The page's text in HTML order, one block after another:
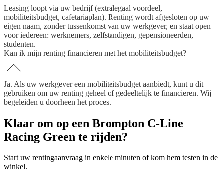
Leasing loopt via uw bedrijf (extralegaal voordeel,
mobiliteitsbudget, cafetariaplan). Renting wordt afgesloten op uw
eigen naam, zonder tussenkomst van uw werkgever, en staat open
voor iedereen: werknemers, zelfstandigen, gepensioneerden,
studenten.
Kan ik mijn renting financieren met het mobiliteitsbudget?
Ja. Als uw werkgever een mobiliteitsbudget aanbiedt, kunt u dit
gebruiken om uw renting geheel of gedeeltelijk te financieren. Wij
begeleiden u doorheen het proces.
Klaar om op een Brompton C-Line
Racing Green te rijden?
Start uw rentingaanvraag in enkele minuten of kom hem testen in de
winkel.